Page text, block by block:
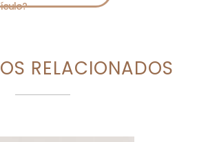
RELACIONADOS